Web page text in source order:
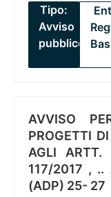
Tipo:
Avviso
pubblico
AVVISO
PROGETTI
AGLI
117/2017 , ..
(ADP) 25- 27